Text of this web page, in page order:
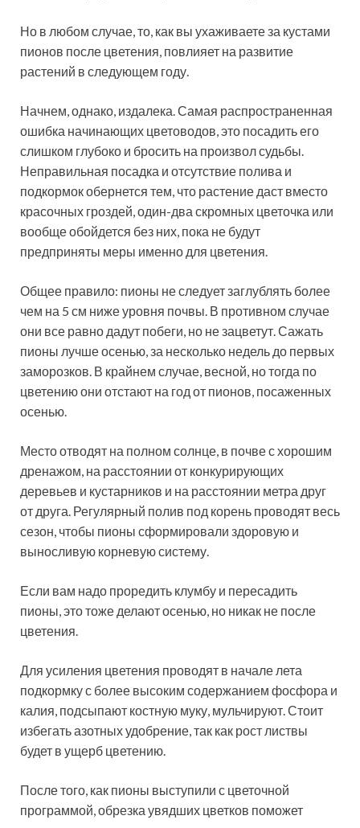
Но в любом случае, то, как вы ухаживаете за кустами
пионов после цветения, повлияет на развитие
растений в следующем году.
Начнем, однако, издалека. Самая распространенная
ошибка начинающих цветоводов, это посадить его
слишком глубоко и бросить на произвол судьбы.
Неправильная посадка и отсутствие полива и
подкормок обернется тем, что растение даст вместо
красочных гроздей, один-два скромных цветочка или
вообще обойдется без них, пока не будут
предприняты меры именно для цветения.
Общее правило: пионы не следует заглублять более
чем на 5 см ниже уровня почвы. В противном случае
они все равно дадут побеги, но не зацветут. Сажать
пионы лучше осенью, за несколько недель до первых
заморозков. В крайнем случае, весной, но тогда по
цветению они отстают на год от пионов, посаженных
осенью.
Место отводят на полном солнце, в почве с хорошим
дренажом, на расстоянии от конкурирующих
деревьев и кустарников и на расстоянии метра друг
от друга. Регулярный полив под корень проводят весь
сезон, чтобы пионы сформировали здоровую и
выносливую корневую систему.
Если вам надо проредить клумбу и пересадить
пионы, это тоже делают осенью, но никак не после
цветения.
Для усиления цветения проводят в начале лета
подкормку с более высоким содержанием фосфора и
калия, подсыпают костную муку, мульчируют. Стоит
избегать азотных удобрение, так как рост листвы
будет в ущерб цветению.
После того, как пионы выступили с цветочной
программой, обрезка увядших цветков поможет